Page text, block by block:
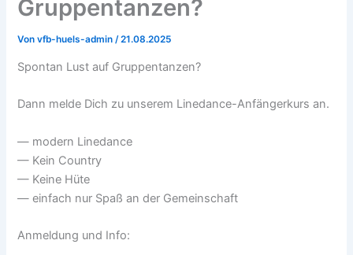
Gruppentanzen?
Vonvfb-huels-admin /21.08.2025
Spontan Lust auf Gruppentanzen?
Dann melde Dich zu unserem Linedance-Anfängerkurs an.
— modern Linedance
— Kein Country
— Keine Hüte
— einfach nur Spaß an der Gemeinschaft
Anmeldung und Info: